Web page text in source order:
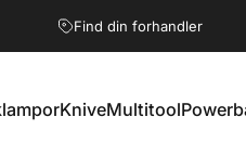
Find din forhandler
KniveMultitool